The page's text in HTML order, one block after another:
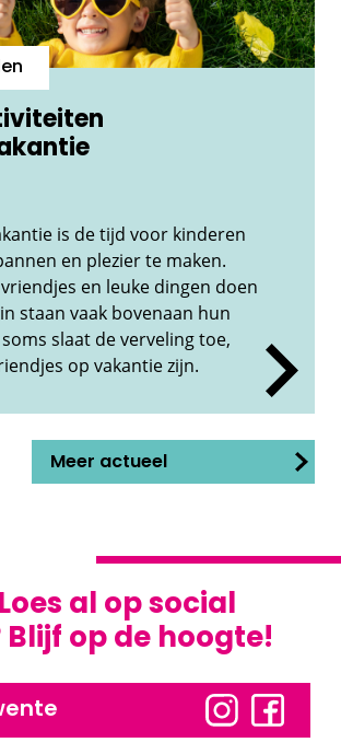
is de tijd voor kinderen
en plezier te maken.
en leuke dingen doen
staan vaak bovenaan hun
slaat de verveling toe,
op vakantie zijn.
Meer actueel
al op social
Blijf op de hoogte!